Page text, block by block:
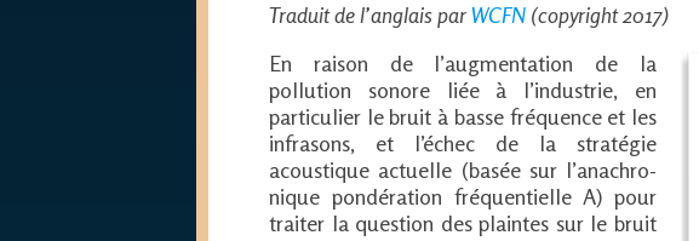
Traduit de l’anglais parWCFN (copyright 2017)
En raison de l’augmentation de la
pollution sonore liée à l’industrie, en
particulier le bruit à basse fréquence et les
infrasons, et l’échec de la stratégie
acoustique actuelle (basée sur l’anachro-
nique pondération fréquentielle A) pour
traiter la question des plaintes sur le bruit